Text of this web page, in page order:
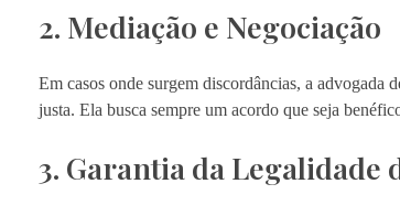
2. Mediação e Negociação
Em casos onde surgem discordâncias, a advogada
justa. Ela busca sempre um acordo que seja
3. Garantia da Legalidade